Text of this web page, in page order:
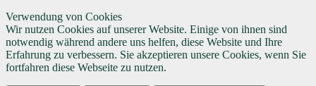
Verwendung von Cookies
Wir nutzen Cookies auf unserer Website. Einige von ihnen sind
notwendig während andere uns helfen, diese Website und Ihre
Erfahrung zu verbessern. Sie akzeptieren unsere Cookies, wenn Sie
fortfahren diese Webseite zu nutzen.